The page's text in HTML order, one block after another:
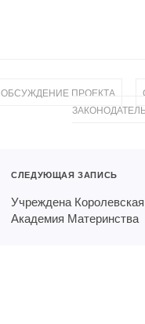
ОБСУЖДЕНИЕ ПРОЕКТА
СЛЕДУЮЩАЯ ЗАПИСЬ
Учреждена Королевская
Академия Материнства